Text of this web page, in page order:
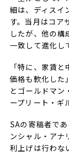
細は、ディスイ
す。当月はコア
したが、他の構
一致して進化し
「特に、家賃
価格も軟化した」
とゴールドマン
ープリート・ギ
SAの寄稿者で
ンシャル・アナ
利上げは行わな